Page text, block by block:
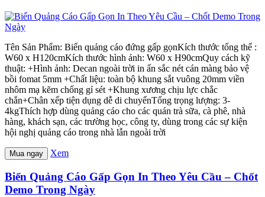
Tên Sản Phẩm: Biển quảng cáo đứng gấp gọnKích thước tổng thể :
W60 x H120cmKích thước hình ảnh: W60 x H90cmQuy cách kỹ
thuật: +Hình ảnh: Decan ngoài trời in ấn sắc nét cán màng bảo vệ
bồi fomat 5mm +Chất liệu: toàn bộ khung sắt vuông 20mm viền
nhôm mạ kẽm chống gỉ sét +Khung xương chịu lực chắc
chắn+Chân xếp tiện dụng dễ di chuyểnTổng trọng lượng: 3-
4kgThích hợp dùng quảng cáo cho các quán trà sữa, cà phê, nhà
hàng, khách sạn, các trường học, công ty, dùng trong các sự kiện
hội nghị quảng cáo trong nhà lẫn ngoài trời
Mua ngay Xem
Biển Quảng Cáo Gấp Gọn In Theo Yêu Cầu – Chốt
Demo Trong Ngày